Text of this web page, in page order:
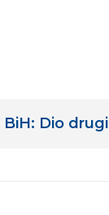
BiH: Dio drugi